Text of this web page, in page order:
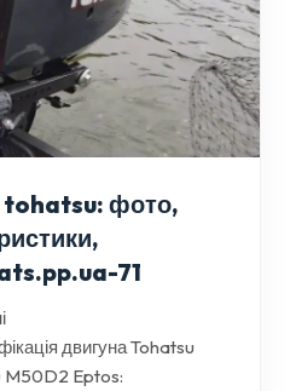
tohatsu: фото,
71
двигуна Tohatsu
M50D2 Eptos: